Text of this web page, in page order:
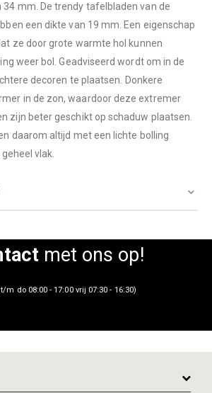
mm. De trendy tafelbladen van de
een dikte van 19 mm. Een eigenschap
ze door grote warmte hol kunnen
weer bol. Geadviseerd wordt om in de
decoren te plaatsen. Donkere
in de zon, waardoor deze extremer
zijn beter geschikt op schaduw plaatsen.
daarom altijd met een lichte bolling
vlak.
met ons op!
m do 08:00 - 17:00 vrij 07:30 - 16:30)